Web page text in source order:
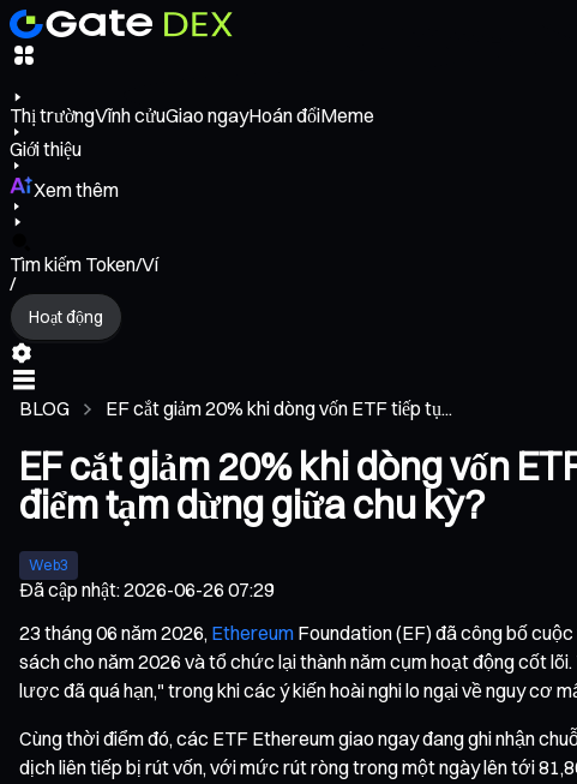
Thị trườngVĩnh cửuGiao ngayHoán đổiMeme
Giới thiệu
Xem thêm
Tìm kiếm Token/Ví
/
Hoạt động
BLOG EF cắt giảm 20% khi dòng vốn ETF tiếp tụ...
EF cắt giảm 20% khi dòng vốn
điểm tạm dừng giữa chu kỳ?
Web3
Đã cập nhật:2026-06-26 07:29
23 tháng 06 năm 2026, Ethereum Foundation (EF) đã công bố
sách cho năm 2026 và tổ chức lại thành năm cụm hoạt động cốt
lược đã quá hạn," trong khi các ý kiến hoài nghi lo ngại về nguy cơ
Cùng thời điểm đó, các ETF Ethereum giao ngay đang ghi nhận
dịch liên tiếp bị rút vốn, với mức rút ròng trong một ngày lên tới